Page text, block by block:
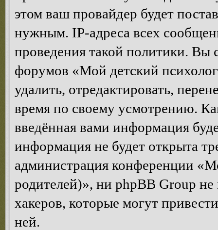
этом ваш провайдер будет
нужным. IP-адреса всех
проведения такой политики. Вы
форумов «Мой детский
удалить, отредактировать,
время по своему усмотрению.
введённая вами информация
информация не будет открыта
администрация конференции
родителей)», ни phpBB Group не
хакеров, которые могут
ней.